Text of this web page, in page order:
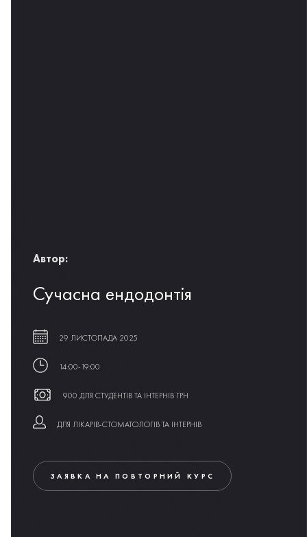
Автор:
Сучасна ендодонтія
29 ЛИСТОПАДА 2025
14:00-19:00
900 ДЛЯ СТУДЕНТІВ ТА ІНТЕРНІВ ГРН
ДЛЯ ЛІКАРІВ-СТОМАТОЛОГІВ ТА ІНТЕРНІВ
ЗАЯВКА НА ПОВТОРНИЙ КУРС